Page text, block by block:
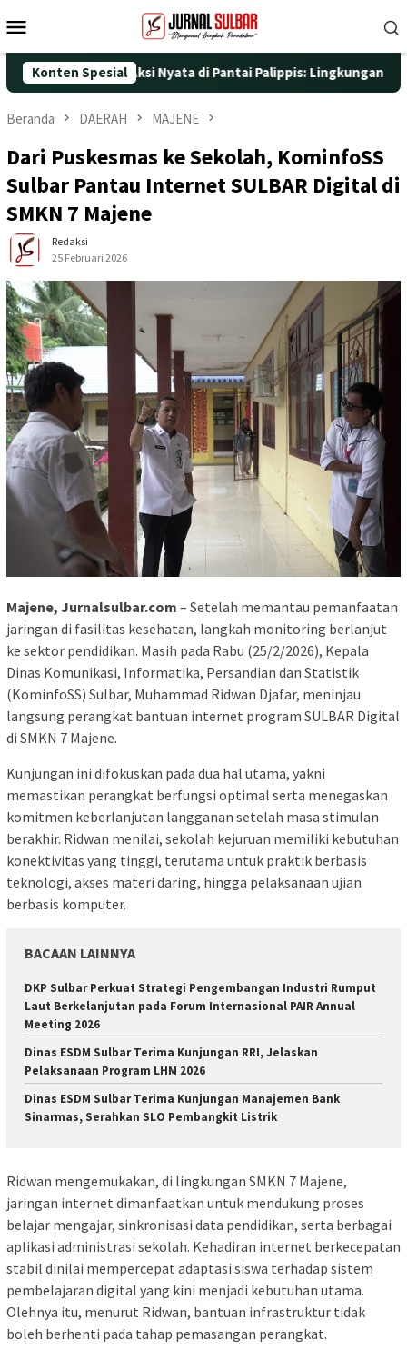
ke
Mobile
Konten Spesial
dengan Aksi Nyata di Pantai Palippis: Lingkungan dan
Beranda DAERAH MAJENE
Dari Puskesmas ke Sekolah, KominfoSS
Sulbar Pantau Internet SULBAR Digital di
SMKN 7 Majene
Redaksi
25 Februari 2026
Majene, Jurnalsulbar.com – Setelah memantau pemanfaatan
jaringan di fasilitas kesehatan, langkah monitoring berlanjut
ke sektor pendidikan. Masih pada Rabu (25/2/2026), Kepala
Dinas Komunikasi, Informatika, Persandian dan Statistik
(KominfoSS) Sulbar, Muhammad Ridwan Djafar, meninjau
langsung perangkat bantuan internet program SULBAR Digital
di SMKN 7 Majene.
Kunjungan ini difokuskan pada dua hal utama, yakni
memastikan perangkat berfungsi optimal serta menegaskan
komitmen keberlanjutan langganan setelah masa stimulan
berakhir. Ridwan menilai, sekolah kejuruan memiliki kebutuhan
konektivitas yang tinggi, terutama untuk praktik berbasis
teknologi, akses materi daring, hingga pelaksanaan ujian
berbasis komputer.
BACAAN LAINNYA
DKP Sulbar Perkuat Strategi Pengembangan Industri Rumput
Laut Berkelanjutan pada Forum Internasional PAIR Annual
Meeting 2026
Dinas ESDM Sulbar Terima Kunjungan RRI, Jelaskan
Pelaksanaan Program LHM 2026
Dinas ESDM Sulbar Terima Kunjungan Manajemen Bank
Sinarmas, Serahkan SLO Pembangkit Listrik
Ridwan mengemukakan, di lingkungan SMKN 7 Majene,
jaringan internet dimanfaatkan untuk mendukung proses
belajar mengajar, sinkronisasi data pendidikan, serta berbagai
aplikasi administrasi sekolah. Kehadiran internet berkecepatan
stabil dinilai mempercepat adaptasi siswa terhadap sistem
pembelajaran digital yang kini menjadi kebutuhan utama.
Olehnya itu, menurut Ridwan, bantuan infrastruktur tidak
boleh berhenti pada tahap pemasangan perangkat.